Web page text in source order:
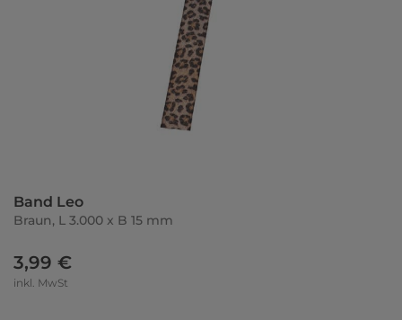
Band Leo
Braun, L 3.000 x B 15 mm
3,99 €
inkl. MwSt